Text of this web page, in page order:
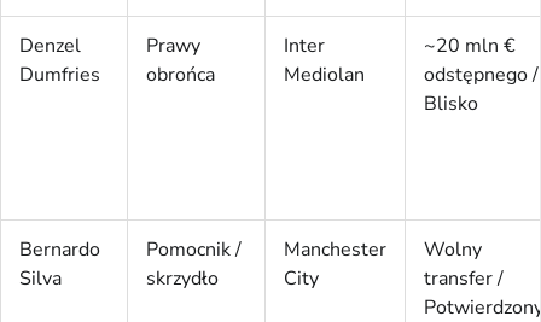
Denzel
Dumfries
Prawy
obrońca
Inter
Mediolan
~20 mln €
odstępnego /
Blisko
Bernardo
Silva
Pomocnik /
skrzydło
Manchester
City
Wolny
transfer /